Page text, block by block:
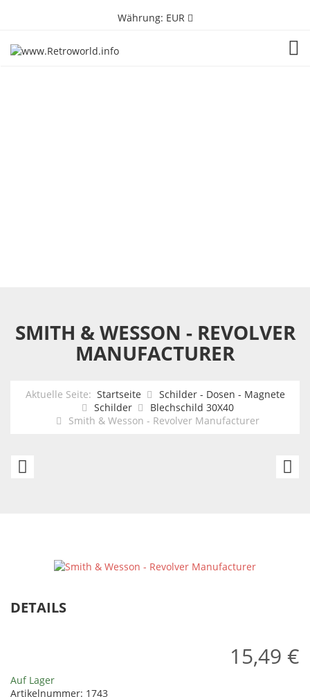
Währung: EUR
SMITH & WESSON - REVOLVER
MANUFACTURER
Aktuelle Seite: Startseite
Schilder - Dosen - Magnete
Schilder
Blechschild 30X40
Smith & Wesson - Revolver Manufacturer
Believing
DETAILS
15,49 €
Auf Lager
Artikelnummer: 1743